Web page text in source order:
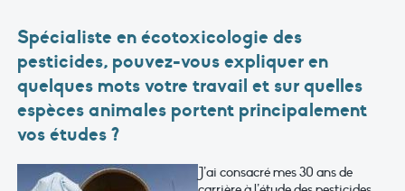
Spécialiste en écotoxicologie des
pesticides, pouvez-vous expliquer en
quelques mots votre travail et sur quelles
espèces animales portent principalement
vos études ?
J’ai consacré mes 30 ans de